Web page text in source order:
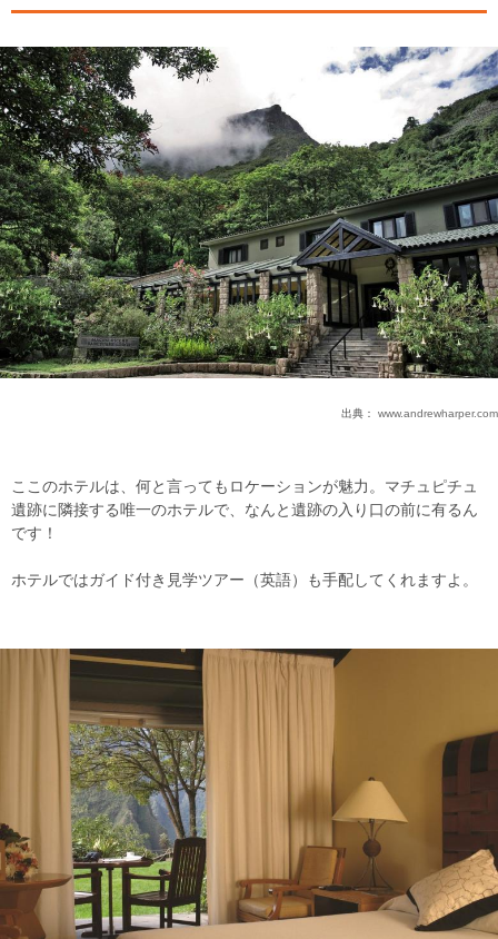
出典： www.andrewharper.com
ここのホテルは、何と言ってもロケーションが魅力。マチュピチュ
遺跡に隣接する唯一のホテルで、なんと遺跡の入り口の前に有るん
です！
ホテルではガイド付き見学ツアー（英語）も手配してくれますよ。